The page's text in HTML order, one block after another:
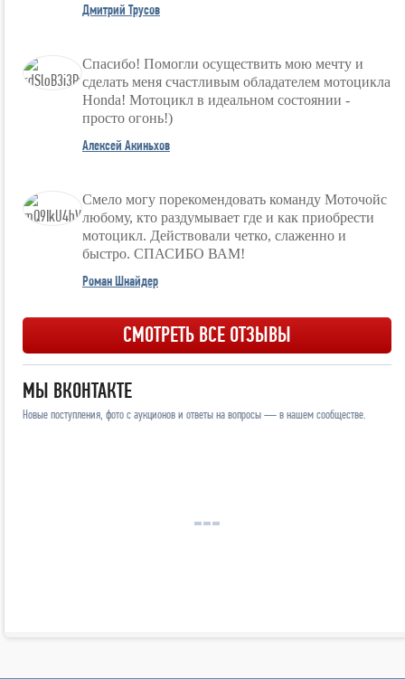
Дмитрий Трусов
Спасибо! Помогли осуществить мою мечту и
сделать меня счастливым обладателем мотоцикла
Honda! Мотоцикл в идеальном состоянии -
просто огонь!)
Алексей Акиньхов
Смело могу порекомендовать команду Моточойс
любому, кто раздумывает где и как приобрести
мотоцикл. Действовали четко, слаженно и
быстро. СПАСИБО ВАМ!
Роман Шнайдер
СМОТРЕТЬ ВСЕ ОТЗЫВЫ
МЫ ВКОНТАКТЕ
Новые поступления, фото с аукционов и ответы на вопросы — в нашем сообществе.